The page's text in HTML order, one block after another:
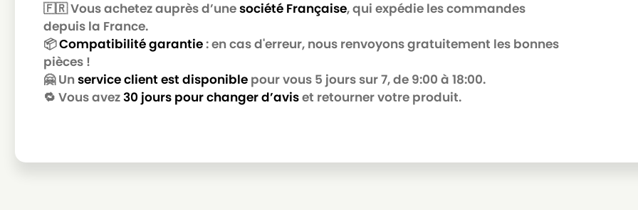
🇫🇷 Vous achetez auprès d’unesociété Française, qui expédie les commandes
depuis la France.
📦Compatibilité garantie: en cas d'erreur, nous renvoyons gratuitement les bonnes
pièces !
🤗 Un service client est disponible pour vous 5 jours sur 7, de 9:00 à 18:00.
🔁 Vous avez30 jours pour changer d’aviset retourner votre produit.